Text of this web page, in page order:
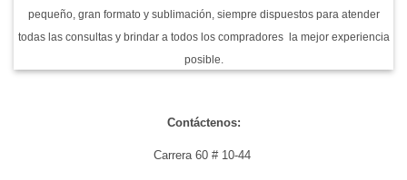
pequeño, gran formato y sublimación, siempre dispuestos para atender
todas las consultas y brindar a todos los compradores la mejor experiencia
posible.
Contáctenos:
Carrera 60 # 10-44